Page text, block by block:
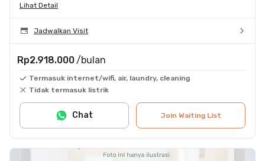
Lihat Detail
Jadwalkan Visit
Rp2.918.000 /bulan
Termasuk internet/wifi, air, laundry, cleaning
Tidak termasuk listrik
Join Waiting List
Chat